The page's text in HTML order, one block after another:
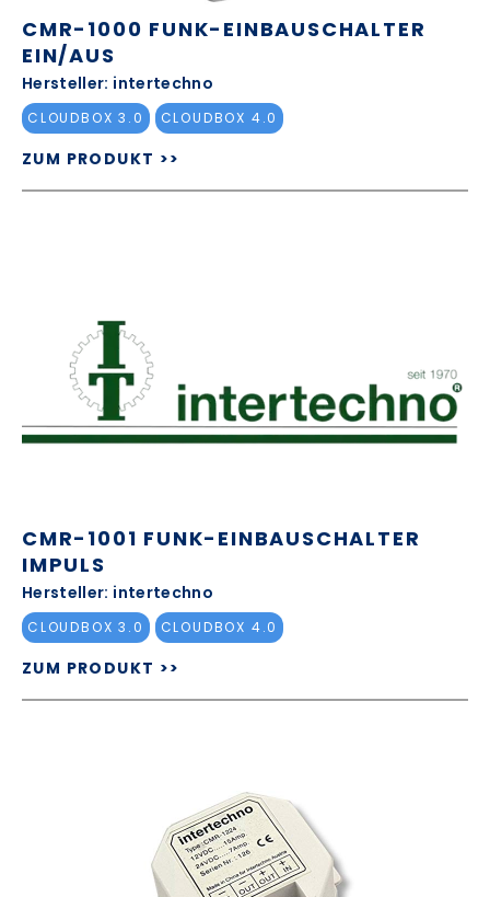
CMR-1000 FUNK-EINBAUSCHALTER
EIN/AUS
Hersteller: intertechno
CLOUDBOX 3.0 CLOUDBOX 4.0
ZUM PRODUKT >>
CMR-1001 FUNK-EINBAUSCHALTER
IMPULS
Hersteller: intertechno
CLOUDBOX 3.0 CLOUDBOX 4.0
ZUM PRODUKT >>